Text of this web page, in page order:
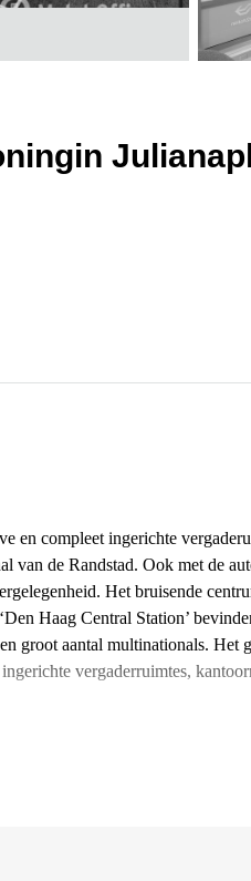
en compleet ingerichte
van de Randstad. Ook met de
Het bruisende
Haag Central Station’
groot aantal multinationals. Het
vergaderruimtes,